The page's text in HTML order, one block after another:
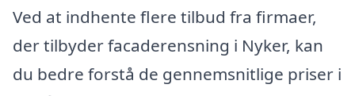
Ved at indhente flere tilbud fra firmaer,
der tilbyder facaderensning i Nyker, kan
du bedre forstå de gennemsnitlige priser i